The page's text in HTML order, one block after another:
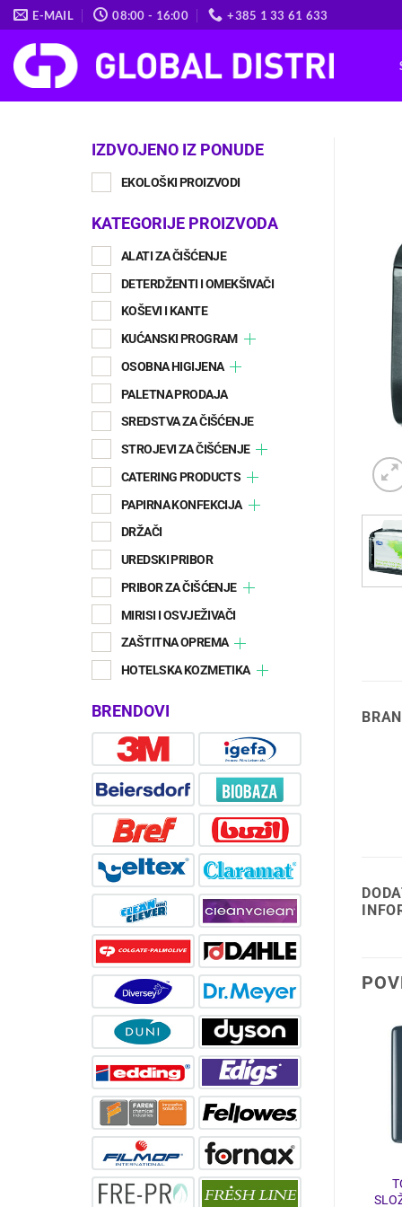
Skip
to
content
E-MAIL 08:00 - 16:00 +385 1 33 61 633
IZDVOJENO IZ PONUDE
EKOLOŠKI PROIZVODI
KATEGORIJE PROIZVODA
ALATI ZA ČIŠĆENJE
DETERDŽENTI I OMEKŠIVAČI
KOŠEVI I KANTE
KUĆANSKI PROGRAM
OSOBNA HIGIJENA
PALETNA PRODAJA
SREDSTVA ZA ČIŠĆENJE
STROJEVI ZA ČIŠĆENJE
CATERING PRODUCTS
PAPIRNA KONFEKCIJA
DRŽAČI
UREDSKI PRIBOR
PRIBOR ZA ČIŠĆENJE
MIRISI I OSVJEŽIVAČI
ZAŠTITNA OPREMA
HOTELSKA KOZMETIKA
BRENDOVI
DRŽAČI
TORK DRŽAČ
SLOŽIVIH RUČNIKA
DRŽAČI
DRŽAČ ZA SHOWER
GEL 325ML